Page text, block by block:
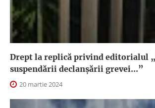
Drept la replică privind editorialul
suspendării declanşării grevei...”
20 martie 2024